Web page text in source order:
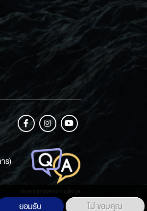
ร)
ช่องทางการสอบถามข้อมูล
ยอมรับ ไม่ ขอบคุณ